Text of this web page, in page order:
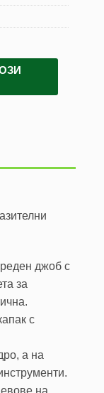
джоб с
за
с
а на
на